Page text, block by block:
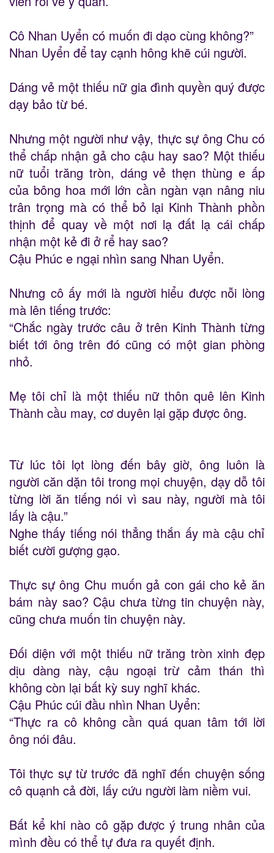
Cô Nhan Uyển có muốn đi dạo cùng không?”
Nhan Uyển để tay cạnh hông khẽ cúi người.
Dáng vẻ một thiếu nữ gia đình quyền quý được
dạy bảo từ bé.
Nhưng một người như vậy, thực sự ông Chu có
thể chấp nhận gả cho cậu hay sao? Một thiếu
nữ tuổi trăng tròn, dáng vẻ thẹn thùng e ấp
của bông hoa mới lớn cần ngàn vạn nâng niu
trân trọng mà có thể bỏ lại Kinh Thành phồn
thịnh để quay về một nơi lạ đất lạ cái chấp
nhận một kẻ đi ở rể hay sao?
Cậu Phúc e ngại nhìn sang Nhan Uyển.
Nhưng cô ấy mới là người hiểu được nỗi lòng
mà lên tiếng trước:
“Chắc ngày trước câu ở trên Kinh Thành từng
biết tới ông trên đó cũng có một gian phòng
nhỏ.
Mẹ tôi chỉ là một thiếu nữ thôn quê lên Kinh
Thành cầu may, cơ duyên lại gặp được ông.
Từ lúc tôi lọt lòng đến bây giờ, ông luôn là
người căn dặn tôi trong mọi chuyện, dạy dỗ tôi
từng lời ăn tiếng nói vì sau này, người mà tôi
lấy là cậu.”
Nghe thấy tiếng nói thẳng thắn ấy mà cậu chỉ
biết cười gượng gạo.
Thực sự ông Chu muốn gả con gái cho kẻ ăn
bám này sao? Cậu chưa từng tin chuyện này,
cũng chưa muốn tin chuyện này.
Đối diện với một thiếu nữ trăng tròn xinh đẹp
dịu dàng này, cậu ngoại trừ cảm thán thì
không còn lại bất kỳ suy nghĩ khác.
Cậu Phúc cúi đầu nhìn Nhan Uyển:
“Thực ra cô không cần quá quan tâm tới lời
ông nói đâu.
Tôi thực sự từ trước đã nghĩ đến chuyện sống
cô quạnh cả đời, lấy cứu người làm niềm vui.
Bất kể khi nào cô gặp được ý trung nhân của
mình đều có thể tự đưa ra quyết định.